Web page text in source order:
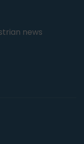
news